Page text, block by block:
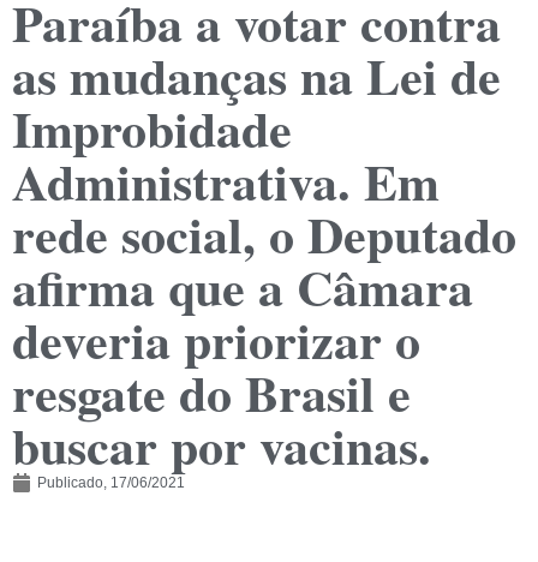
Paraíba a votar contra
as mudanças na Lei de
Improbidade
Administrativa. Em
rede social, o Deputado
afirma que a Câmara
deveria priorizar o
resgate do Brasil e
buscar por vacinas.
Publicado, 17/06/2021